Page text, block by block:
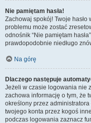
Nie pamiętam hasła!
Zachowaj spokój! Twoje
problemu może zostać
odnośnik “Nie pamiętam
prawdopodobnie niedługo
Na górę
Dlaczego następuje
Jeżeli w czasie logowania nie
zachowa informację o tym, że
określony przez
twojego konta przez kogoś
podczas logowania zaznacz